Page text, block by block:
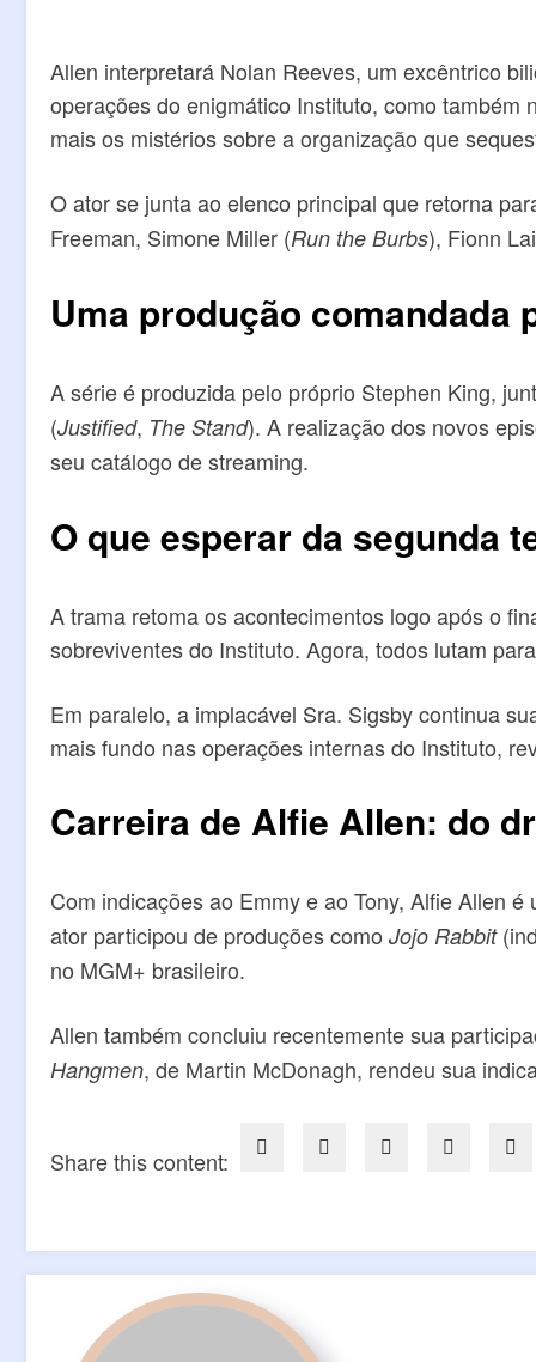
Allen interpretará Nolan Reeves, um excêntrico
operações do enigmático Instituto, como
mais os mistérios sobre a organização que
O ator se junta ao elenco principal que retorna
Freeman, Simone Miller (Run the Burbs), Fionn
Uma produção comandada
A série é produzida pelo próprio Stephen King,
(Justified, The Stand). A realização dos novos
seu catálogo de streaming.
O que esperar da segunda
A trama retoma os acontecimentos logo após o
sobreviventes do Instituto. Agora, todos lutam
Em paralelo, a implacável Sra. Sigsby continua
mais fundo nas operações internas do Instituto,
Carreira de Alfie Allen: do
Com indicações ao Emmy e ao Tony, Alfie Allen
ator participou de produções como Jojo Rabbit
no MGM+ brasileiro.
Allen também concluiu recentemente sua
Hangmen, de Martin McDonagh, rendeu sua
Share this content: